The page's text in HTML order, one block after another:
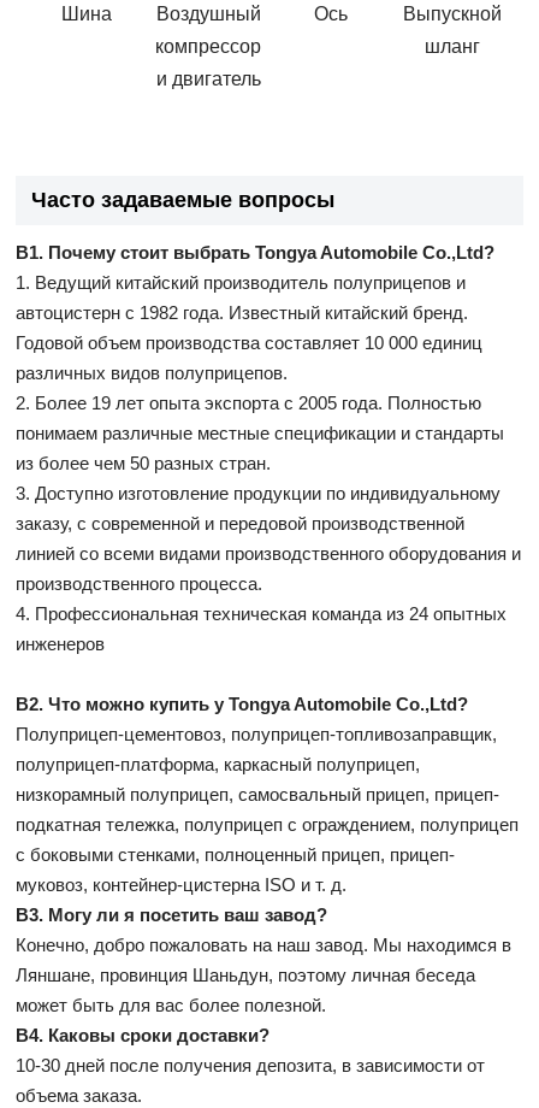
Шина
Воздушный
компрессор
и двигатель
Ось
Выпускной
шланг
Часто задаваемые вопросы
В1. Почему стоит выбрать Tongya Automobile Co.,Ltd?
1. Ведущий китайский производитель полуприцепов и
автоцистерн с 1982 года. Известный китайский бренд.
Годовой объем производства составляет 10 000 единиц
различных видов полуприцепов.
2. Более 19 лет опыта экспорта с 2005 года. Полностью
понимаем различные местные спецификации и стандарты
из более чем 50 разных стран.
3. Доступно изготовление продукции по индивидуальному
заказу, с современной и передовой производственной
линией со всеми видами производственного оборудования и
производственного процесса.
4. Профессиональная техническая команда из 24 опытных
инженеров
В2. Что можно купить у Tongya Automobile Co.,Ltd?
Полуприцеп-цементовоз, полуприцеп-топливозаправщик,
полуприцеп-платформа, каркасный полуприцеп,
низкорамный полуприцеп, самосвальный прицеп, прицеп-
подкатная тележка, полуприцеп с ограждением, полуприцеп
с боковыми стенками, полноценный прицеп, прицеп-
муковоз, контейнер-цистерна ISO и т. д.
В3. Могу ли я посетить ваш завод?
Конечно, добро пожаловать на наш завод. Мы находимся в
Ляншане, провинция Шаньдун, поэтому личная беседа
может быть для вас более полезной.
В4. Каковы сроки доставки?
10-30 дней после получения депозита, в зависимости от
объема заказа.